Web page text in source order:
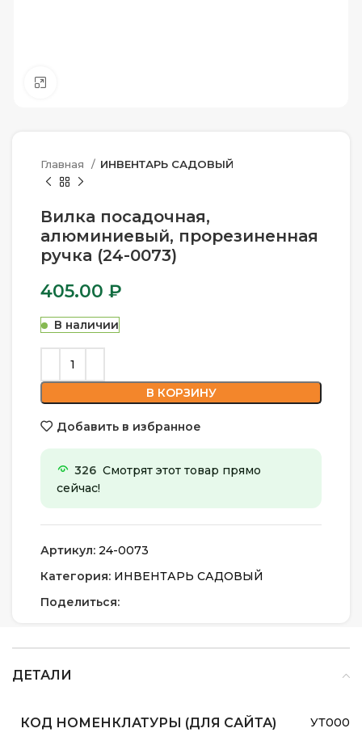
Главная ИНВЕНТАРЬ САДОВЫЙ
Вилка посадочная,
алюминиевый, прорезиненная
ручка (24-0073)
405.00 ₽
В наличии
В КОРЗИНУ
Добавить в избранное
326 Смотрят этот товар прямо
сейчас!
Артикул: 24-0073
Категория: ИНВЕНТАРЬ САДОВЫЙ
Поделиться:
ДЕТАЛИ
КОД НОМЕНКЛАТУРЫ (ДЛЯ САЙТА)